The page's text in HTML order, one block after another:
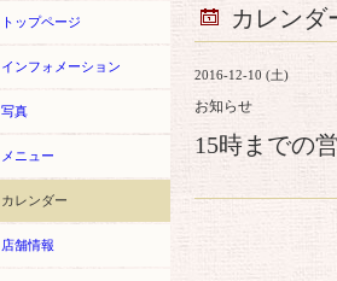
カレンダ
2016-12-10 (土)
お知らせ
15時までの
トップページ
インフォメーション
写真
メニュー
カレンダー
店舗情報